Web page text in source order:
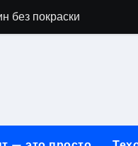
без покраски
работы и
для онлайн-